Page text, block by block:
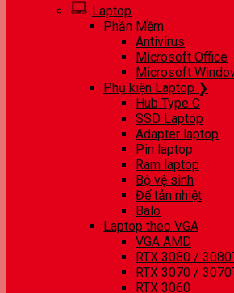
Laptop
Phần Mềm
Antivirus
Microsoft Office
Microsoft
Phụ kiện Laptop ❯
Hub Type C
SSD Laptop
Adapter laptop
Pin laptop
Ram laptop
Bộ vệ sinh
Đế tản nhiệt
Balo
Laptop theo VGA
VGA AMD
RTX 3080 /
RTX 3070 /
RTX 3060